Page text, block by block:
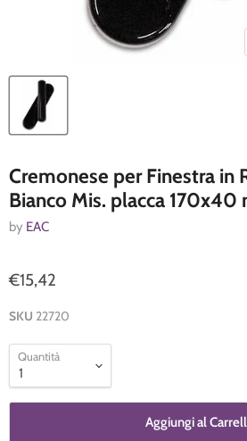
Cremonese per Finestra in
Bianco Mis. placca 170x40
by EAC
€15,42
SKU 22720
Quantità
Aggiungi al